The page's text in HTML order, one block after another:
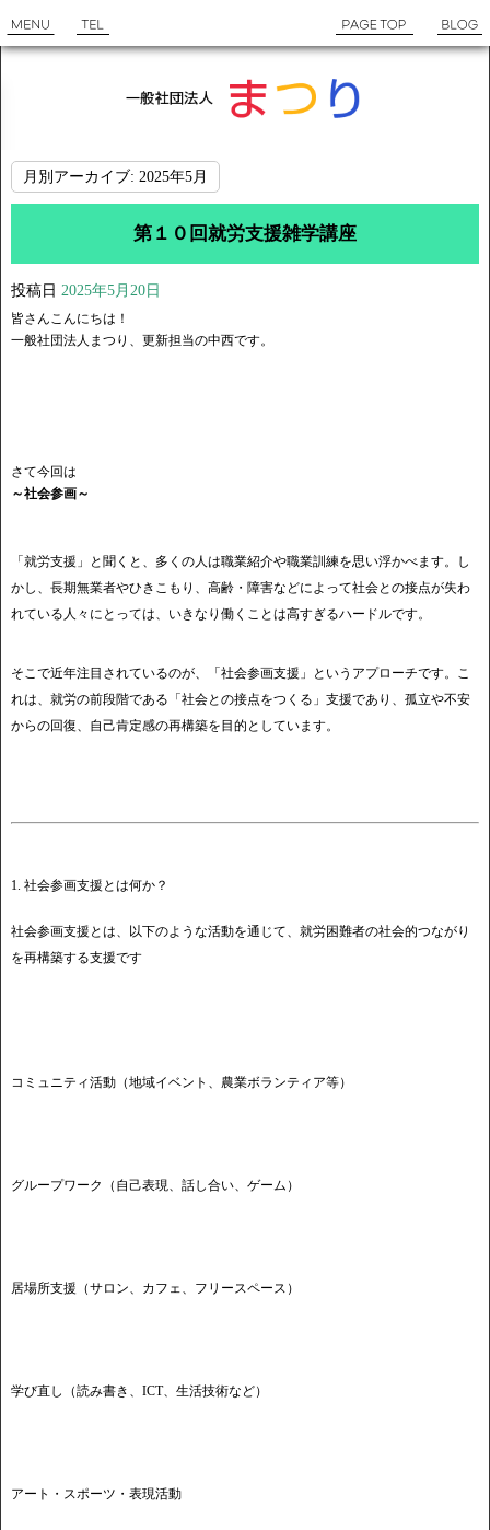
月別アーカイブ: 2025年5月
第１０回就労支援雑学講座
投稿日 2025年5月20日
皆さんこんにちは！
一般社団法人まつり、更新担当の中西です。
さて今回は
～社会参画～
「就労支援」と聞くと、多くの人は職業紹介や職業訓練を思い浮かべます。し
かし、長期無業者やひきこもり、高齢・障害などによって社会との接点が失わ
れている人々にとっては、いきなり働くことは高すぎるハードルです。
そこで近年注目されているのが、「社会参画支援」というアプローチです。こ
れは、就労の前段階である「社会との接点をつくる」支援であり、孤立や不安
からの回復、自己肯定感の再構築を目的としています。
1. 社会参画支援とは何か？
社会参画支援とは、以下のような活動を通じて、就労困難者の社会的つながり
を再構築する支援です
コミュニティ活動（地域イベント、農業ボランティア等）
グループワーク（自己表現、話し合い、ゲーム）
居場所支援（サロン、カフェ、フリースペース）
学び直し（読み書き、ICT、生活技術など）
アート・スポーツ・表現活動